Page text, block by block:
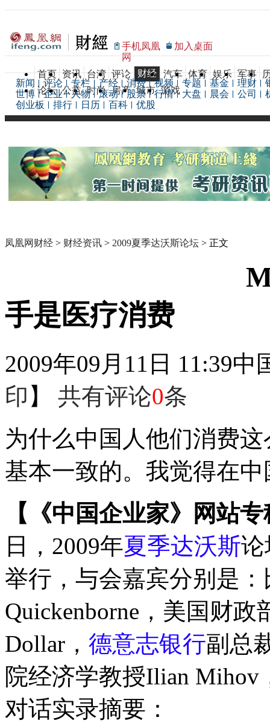
手机凤凰
网
加入桌面
首页 资讯 台湾 评论 财经 汽车 体育 娱乐 军事
论坛 公益 时尚 房产 城市 游戏
新闻 评论 专栏 产经 消费 视频 专题 基金 理财
世博
企业 人物 滚动 股票 行情 大盘 晨会 公司
创业板
排行 日历 百科 优股
凤凰网财经 > 财经资讯 > 2009夏季达沃斯论坛 > 正文
手是医疗消费
2009年09月11日 11:39中
印 】 共有评论0条
为什么中国人他们消费
基本一致的。我觉得在
【《中国企业家》网站
日，2009年夏季达沃斯论
举行，与会嘉宾分别是
Quickenborne，美国财
Dollar， 德意志银行副总
院经济学教授Ilian Mihov
对话实录摘要：